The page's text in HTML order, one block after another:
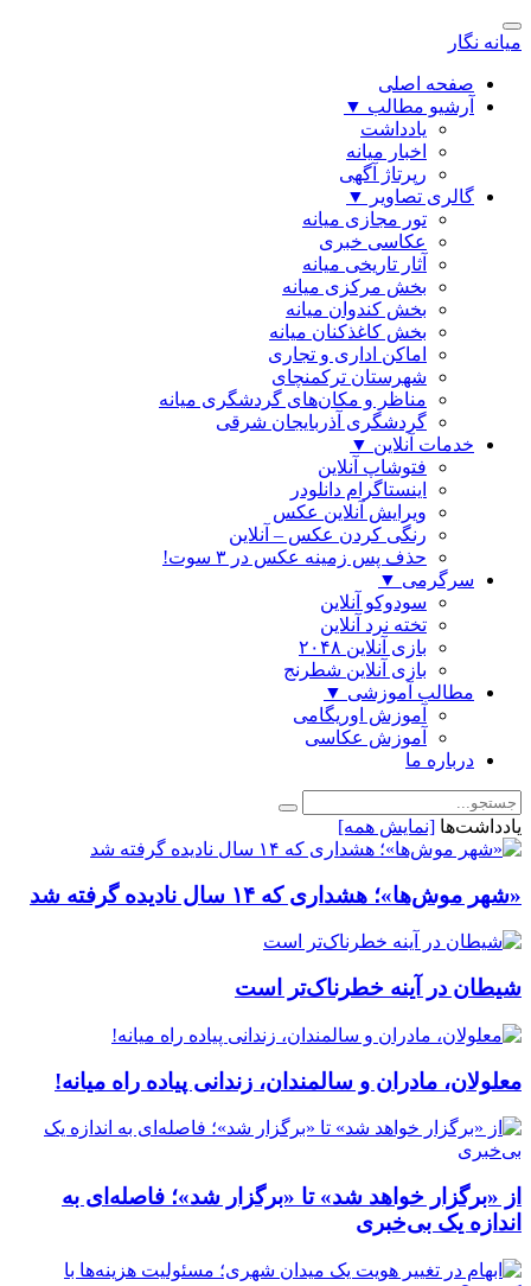
میانه نگار
صفحه اصلی
آرشیو مطالب ▼
یادداشت
اخبار میانه
رپرتاژ آگهی
گالری تصاویر
▼
تور مجازی میانه
عکاسی خبری
آثار تاریخی میانه
بخش مرکزی میانه
بخش کندوان میانه
بخش کاغذکنان میانه
اماکن اداری و تجاری
شهرستان ترکمنچای
مناظر و مکان‌های گردشگری میانه
گردشگری آذربایجان شرقی
خدمات آنلاین ▼
فتوشاپ آنلاین
اینستاگرام دانلودر
ویرایش آنلاین عکس
رنگی كردن عكس – آنلاین
حذف پس زمینه عکس در ۳ سوت!
سرگرمی ▼
سودوکو آنلاین
تخته نرد آنلاین
بازی آنلاین ۲۰۴۸
بازی آنلاین شطرنج
مطالب آموزشی ▼
آموزش اوریگامی
آموزش عکاسی
درباره ما
یادداشت‌ها [نمایش همه]
«شهر موش‌ها»؛ هشداری که ۱۴ سال نادیده گرفته شد
شیطان در آینه خطرناک‌تر است
معلولان، مادران و سالمندان، زندانی پیاده راه میانه!
از «برگزار خواهد شد» تا «برگزار شد»؛ فاصله‌ای به
اندازه یک بی‌خبری